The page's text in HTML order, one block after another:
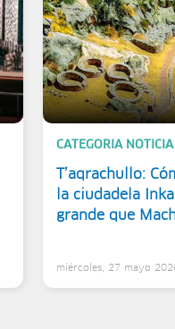
CATEGORIA NOTICIA
T’aqrachullo:
la ciudadela
grande que
miércoles, 27 mayo